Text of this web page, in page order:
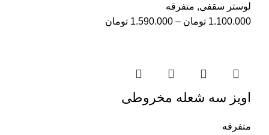
لوستر سقفی, متفرقه
1.100.000 تومان –
1.590.000 تومان
اویز سه شعله مخروطی
متفرقه